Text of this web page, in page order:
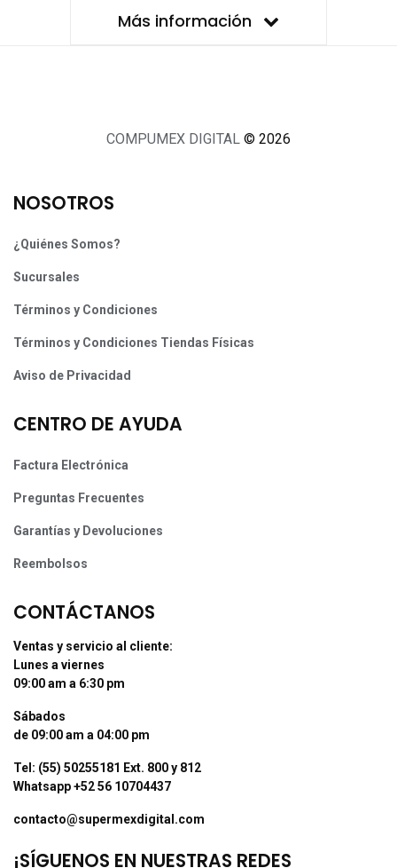
Más información
COMPUMEX DIGITAL © 2026
NOSOTROS
¿Quiénes Somos?
Sucursales
Términos y Condiciones
Términos y Condiciones Tiendas Físicas
Aviso de Privacidad
CENTRO DE AYUDA
Factura Electrónica
Preguntas Frecuentes
Garantías y Devoluciones
Reembolsos
CONTÁCTANOS
Ventas y servicio al cliente:
Lunes a viernes
09:00 am a 6:30 pm
Sábados
de 09:00 am a 04:00 pm
Tel: (55) 50255181 Ext. 800 y 812
Whatsapp +52 56 10704437
contacto@supermexdigital.com
¡SÍGUENOS EN NUESTRAS REDES